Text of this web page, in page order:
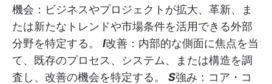
機会：ビジネスやプロジェクトが拡大、革新、ま
たは新たなトレンドや市場条件を活用できる外部
分野を特定する。 I改善：内部的な側面に焦点を当
て、既存のプロセス、システム、または構造を調
査し、改善の機会を特定する。 S強み：コア・コ